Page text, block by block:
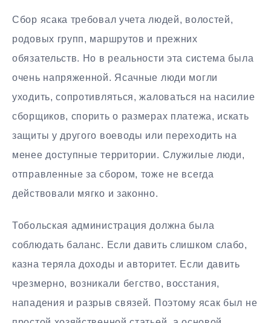
Сбор ясака требовал учета людей, волостей,
родовых групп, маршрутов и прежних
обязательств. Но в реальности эта система была
очень напряженной. Ясачные люди могли
уходить, сопротивляться, жаловаться на насилие
сборщиков, спорить о размерах платежа, искать
защиты у другого воеводы или переходить на
менее доступные территории. Служилые люди,
отправленные за сбором, тоже не всегда
действовали мягко и законно.
Тобольская администрация должна была
соблюдать баланс. Если давить слишком слабо,
казна теряла доходы и авторитет. Если давить
чрезмерно, возникали бегство, восстания,
нападения и разрыв связей. Поэтому ясак был не